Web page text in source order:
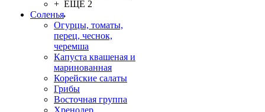
+ ЕЩЕ 2
Соленья
Огурцы, томаты,
перец, чеснок,
черемша
Капуста квашеная и
маринованная
Корейские салаты
Грибы
Восточная группа
Хренодер